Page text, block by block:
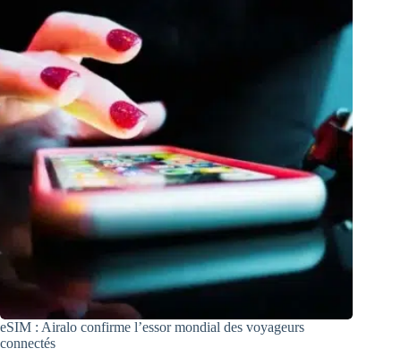
eSIM : Airalo confirme l’essor mondial des voyageurs
connectés